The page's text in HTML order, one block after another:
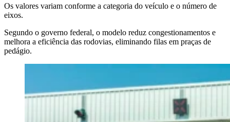
Os valores variam conforme a categoria do veículo e o número de
eixos.
Segundo o governo federal, o modelo reduz congestionamentos e
melhora a eficiência das rodovias, eliminando filas em praças de
pedágio.